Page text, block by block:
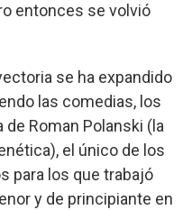
entonces se volvió
se ha expandido
las comedias, los
Roman Polanski (la
el único de los
para los que trabajó
y de principiante en